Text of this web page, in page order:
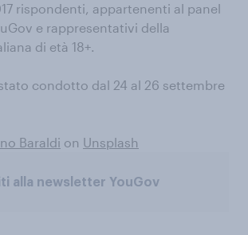
rispondenti, appartenenti al panel
e rappresentativi della
di età 18+.
condotto dal 24 al 26 settembre
Baraldi on Unsplash
alla newsletter YouGov